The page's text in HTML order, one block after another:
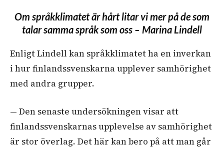
Om språkklimatet är hårt litar vi mer på de som
talar samma språk som oss – Marina Lindell
Enligt Lindell kan språkklimatet ha en inverkan
i hur finlandssvenskarna upplever samhörighet
med andra grupper.
— Den senaste undersökningen visar att
finlandssvenskarnas upplevelse av samhörighet
är stor överlag. Det här kan bero på att man går